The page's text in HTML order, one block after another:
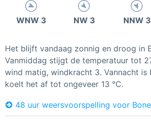
WNW 3 NW 3 NNW 3
Het blijft vandaag zonnig en droog in
Vanmiddag stijgt de temperatuur tot
wind matig, windkracht 3. Vannacht is
koelt het af tot ongeveer 13 °C.
48 uur weersvoorspelling voor